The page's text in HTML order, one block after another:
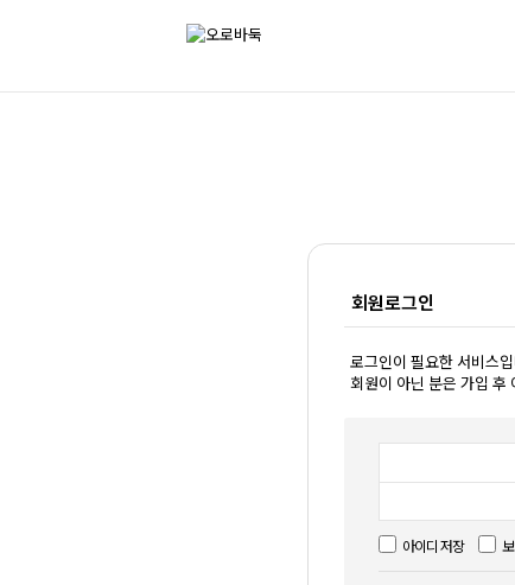
회원로그인
로그인이 필요한 서비스
회원이 아닌 분은 가입 후
아이디 저장